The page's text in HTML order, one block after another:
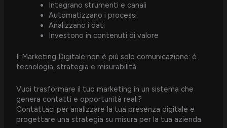
Integrano strumenti e canali
Automatizzano i processi
Analizzano i dati
Investono in contenuti di valore
Il Marketing Digitale non è più solo comunicazione: è
tecnologia, strategia e misurabilità.
Vuoi trasformare il tuo marketing in un sistema che
genera contatti e opportunità reali?
Contattaci per analizzare la tua presenza digitale e
progettare una strategia su misura per la tua azienda.